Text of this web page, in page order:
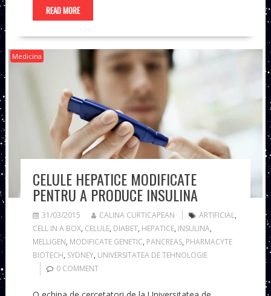
READ MORE
Medicina
CELULE HEPATICE MODIFICATE
PENTRU A PRODUCE INSULINA
31/03/2015 CALINA CURTICAPEAN ARTIFICIAL,
CELL IN A BOX, CELULE, DIABET, HEPATICE, INSULINA,
MELLIGEN, MODIFICATE GENETIC, PANCREAS, PHARMACYTE
BIOTECH, SYDNEY, UNIVERSITATEA DE TEHNOLOGIE
0 COMMENT